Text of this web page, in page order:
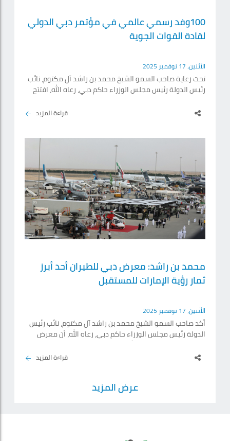
100وفد رسمي عالمي في مؤتمر دبي الدولي
لقادة القوات الجوية
الأثنين، 17 نوفمبر 2025
تحت رعاية صاحب السمو الشيخ محمد بن راشد آل مكتوم، نائب
رئيس الدولة رئيس مجلس الوزراء حاكم دبي، رعاه الله، افتتح
أمس، بحضور وزير الرياضة رئيس مجلس إدارة وكالة الإمارات
والدفاع الجوي، اللواء الركن راشد محمد الشامسي، الدورة
قراءة المزيد
محمد بن راشد: معرض دبي للطيران أحد أبرز
ثمار رؤية الإمارات للمستقبل
الأثنين، 17 نوفمبر 2025
أكد صاحب السمو الشيخ محمد بن راشد آل مكتوم، نائب رئيس
الدولة رئيس مجلس الوزراء حاكم دبي، رعاه الله، أن معرض
دبي للطيران يمثل إحدى أبرز ثمار رؤية دولة الإمارات
للمستقبل، مشيراً سموه إلى أن هذه الرؤية تقوم على ترسيخ
صياغة حلول جديدة تخدم الإنسانية، وتدعم استدامة النمو في
قراءة المزيد
عرض المزيد